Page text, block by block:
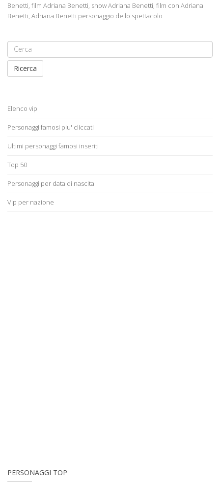
Benetti, film Adriana Benetti, show Adriana Benetti, film con Adriana
Benetti, Adriana Benetti personaggio dello spettacolo
Ricerca
Elenco vip
Personaggi famosi piu' cliccati
Ultimi personaggi famosi inseriti
Top 50
Personaggi per data di nascita
Vip per nazione
PERSONAGGI TOP